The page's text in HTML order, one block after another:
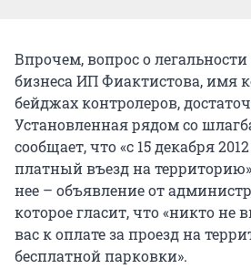
Впрочем, вопрос о легальности
бизнеса ИП Фиактистова, имя
бейджах контролеров,
Установленная рядом со
сообщает, что «с 15 декабря
платный въезд на
нее – объявление от
которое гласит, что «никто не
вас к оплате за проезд на
бесплатной парковки».